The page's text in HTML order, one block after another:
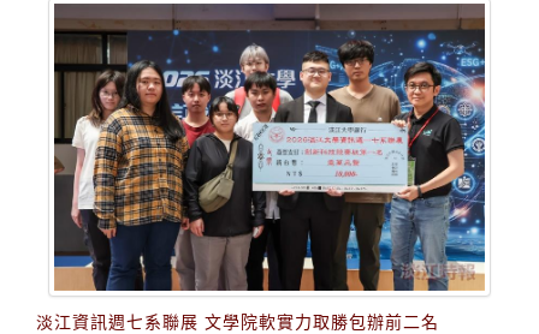
淡江資訊週七系聯展 文學院軟實力取勝包辦前二名